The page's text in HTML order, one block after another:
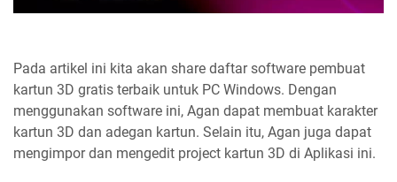
Pada artikel ini kita akan share daftar software pembuat
kartun 3D gratis terbaik untuk PC Windows. Dengan
menggunakan software ini, Agan dapat membuat karakter
kartun 3D dan adegan kartun. Selain itu, Agan juga dapat
mengimpor dan mengedit project kartun 3D di Aplikasi ini.